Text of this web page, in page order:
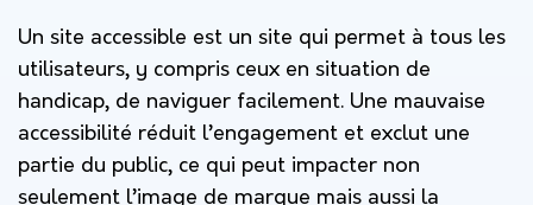
Un site accessible est un site qui permet à tous les
utilisateurs, y compris ceux en situation de
handicap, de naviguer facilement. Une mauvaise
accessibilité réduit l’engagement et exclut une
partie du public, ce qui peut impacter non
seulement l’image de marque mais aussi la